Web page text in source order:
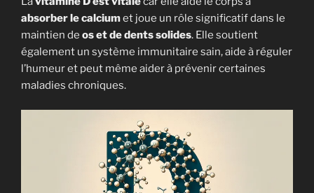
absorber le calciumet joue un rôle significatif dans le
maintien de os et de dents solides. Elle soutient
également un système immunitaire sain, aide à réguler
l’humeur et peut même aider à prévenir certaines
maladies chroniques.